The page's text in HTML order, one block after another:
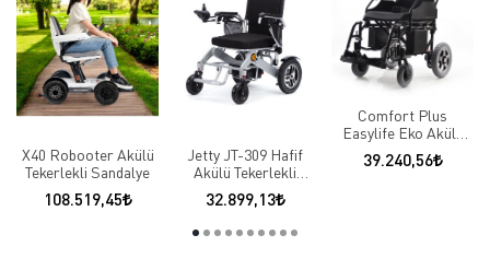
X40 Robooter Akülü
Tekerlekli Sandalye
108.519,45
Jetty JT-309 Hafif
Akülü Tekerlekli
Sandalye
32.899,13
Comfort Plus
Easylife Eko Akülü
Sandalye
39.240,56